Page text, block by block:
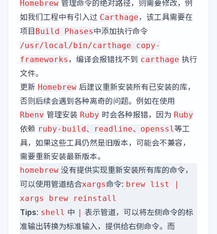
Homebrew 管理命令的绝对路径，则需要修改，例
如我们工程中有引入过 Carthage，该工具需要在
项目Build Phases中添加执行命令
/usr/local/bin/carthage copy-
frameworks ，编译会报错找不到 carthage 执行
文件。
更新 Homebrew 后建议重新安装所有已安装的库，
否则后续会遇到各种离奇的问题。例如在使用
Rbenv 管理安装 Ruby 时会各种报错，因为 Ruby
依赖 ruby-build、readline、openssl等工
具，如果这些工具仍然是旧版本，可能会不兼容，
需要重新安装最新版本。
homebrew 没有提供实现重新安装所有库的命令，
可以使用管道结合xargs命令: brew list |
xargs brew reinstall
Tips: shell 中 | 表示管道，可以将左侧命令的标
准输出转换为标准输入，提供给右侧命令。而